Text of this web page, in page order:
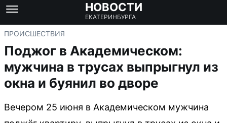
НОВОСТИ
ЕКАТЕРИНБУРГА
ПРОИСШЕСТВИЯ
Поджог в Академическом:
мужчина в трусах выпрыгнул из
окна и буянил во дворе
Вечером 25 июня в Академическом мужчина